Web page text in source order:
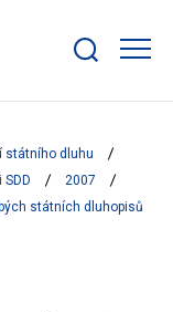
bar
státního dluhu
2007
státních dluhopisů